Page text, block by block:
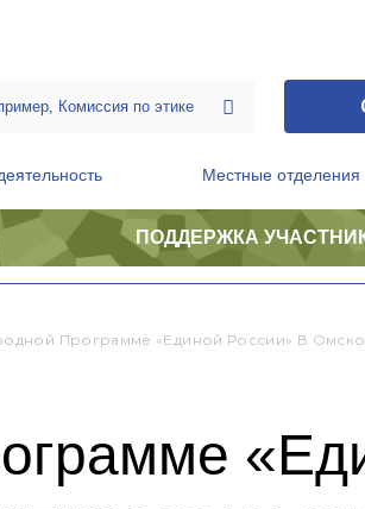
Местные отделения
ПОДДЕРЖКА
Программе «Единой России» В